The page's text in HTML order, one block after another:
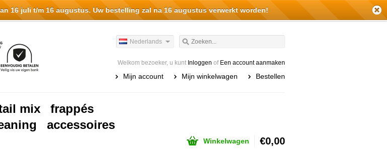
Nederlands
Welkom bezoeker, u kunt Inloggen of Een account aanmaken
Mijn account Mijn winkelwagen Bestellen
mix
frappés
accessoires
Winkelwagen €0,00
16 juli t/m 16 augustus. Uw bestelling zal na 16 augustus verwerkt worden!